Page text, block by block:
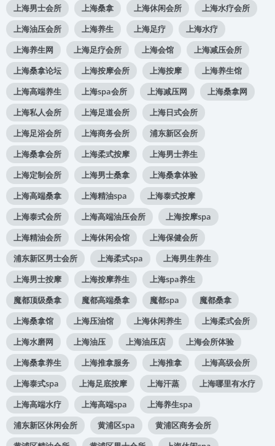
上海男士会所
上海桑拿 上海休闲会所
上海水疗会所
上海油压会所
上海养生 上海足疗
上海水疗
上海养生网
上海足疗会所 上海会馆
上海减压会所
上海桑拿论坛
上海按摩会所 上海按摩
上海养生馆
上海高端养生
上海spa会所 上海减压网
上海桑拿网
上海私人会所
上海足道会所
上海日式会所
上海足浴会所
上海商务会所
浦东新区会所
上海桑拿会所
上海柔式按摩
上海男士养生
上海定制会所
上海男士桑拿
上海桑拿体验
上海高端桑拿
上海精油spa
上海泰式按摩
上海泰式会所
上海高端油压会所
上海按摩spa
上海精油会所
上海休闲会馆
上海保健会所
浦东新区男士会所
上海柔式spa
上海男生养生
上海男士按摩
上海按摩养生
上海spa养生
魔都顶级桑拿
魔都高端桑拿 魔都spa
魔都桑拿
上海桑拿馆
上海压油馆 上海休闲养生
上海柔式会所
上海水磨网
上海油压 上海油压店
上海会所体验
上海桑拿养生
上海推拿服务 上海推拿
上海高级会所
上海泰式spa
上海足底按摩 上海汗蒸
上海哪里有水疗
上海高端水疗
上海高端spa
上海养生spa
浦东新区休闲会所
黄浦区spa
黄浦区商务会所